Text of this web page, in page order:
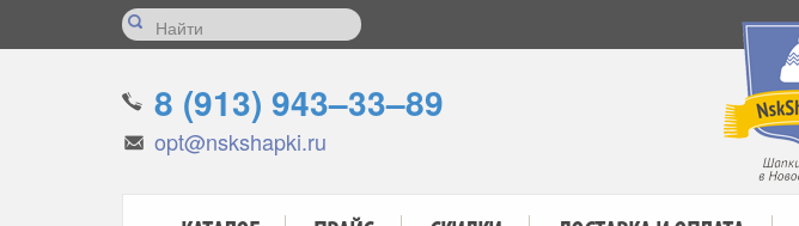
8 (913) 943–33–89
opt@nskshapki.ru